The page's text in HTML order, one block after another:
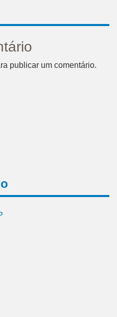
publicar um comentário.